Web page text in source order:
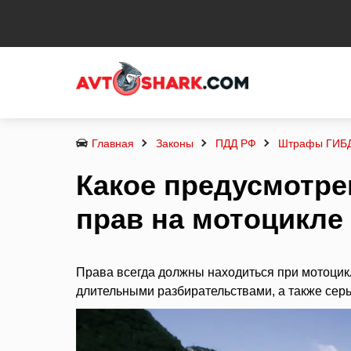
Главная Законы ПДД РФ Штрафы
Какое
прав на мотоцикле
Права всегда должны находиться при
длительными разбирательствами, а также